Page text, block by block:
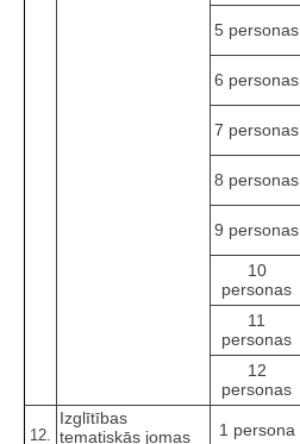
5 personas
6 personas
7 personas
8 personas
9 personas
10
personas
11
personas
12
personas
12.
Izglītības
tematiskās jomas
1 persona